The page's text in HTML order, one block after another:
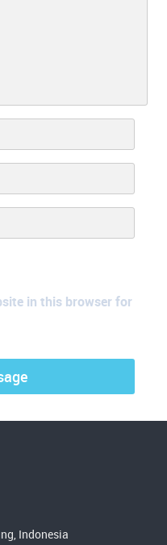
in this browser for
Indonesia